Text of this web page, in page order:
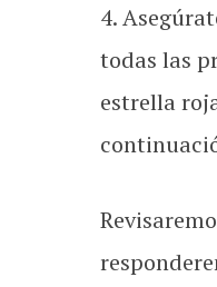
4.
todas las
estrella